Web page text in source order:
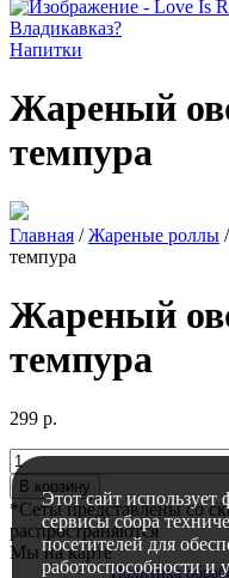
Напитки
Жареный
темпура
Главная /Жареные роллы
темпура
Жареный
темпура
299 р.
Количество
В корзину
*Сеты представлены со
распространяются
Мы на карте
Политика
Этот сайт использует
сервисы сбора
посетителей для
работоспособности и